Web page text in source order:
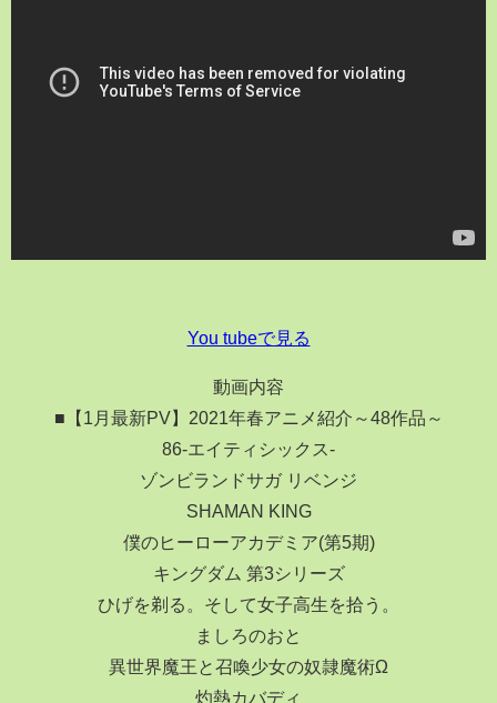
You tubeで見る
動画内容
■【1月最新PV】2021年春アニメ紹介～48作品～
86-エイティシックス-
ゾンビランドサガ リベンジ
SHAMAN KING
僕のヒーローアカデミア(第5期)
キングダム 第3シリーズ
ひげを剃る。そして女子高生を拾う。
ましろのおと
異世界魔王と召喚少女の奴隷魔術Ω
灼熱カバディ